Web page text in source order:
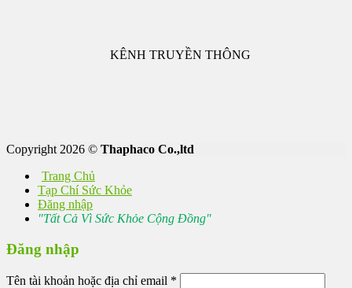
KÊNH TRUYỀN THÔNG
Copyright 2026 © Thaphaco Co.,ltd
Trang Chủ
Tạp Chí Sức Khỏe
Đăng nhập
"Tất Cả Vì Sức Khỏe Cộng Đồng"
Đăng nhập
Tên tài khoản hoặc địa chỉ email *